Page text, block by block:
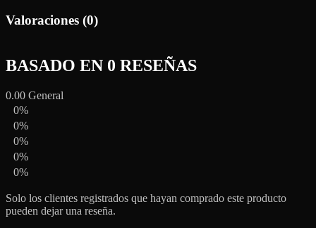
Valoraciones (0)
BASADO EN 0 RESEÑAS
0.00 General
0%
0%
0%
0%
0%
Solo los clientes registrados que hayan comprado este producto
pueden dejar una reseña.